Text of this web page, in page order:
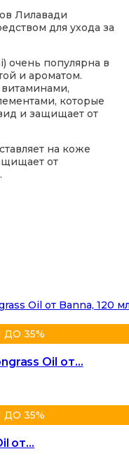
Лилавади
для ухода за
очень популярна в
и ароматом.
витаминами,
которые
и защищает от
на коже
от
35%
Oil от…
35%
от…